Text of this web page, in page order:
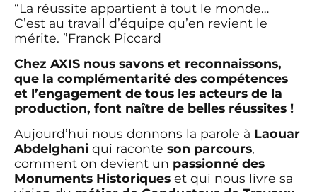
“La réussite appartient à tout le monde…
C’est au travail d’équipe qu’en revient le
mérite. ”Franck Piccard
Chez AXIS nous savons et reconnaissons,
que la complémentarité des compétences
et l’engagement de tous les acteurs de la
production, font naître de belles réussites !
Aujourd’hui nous donnons la parole à Laouar
Abdelghani qui raconte son parcours,
comment on devient un passionné des
Monuments Historiques et qui nous livre sa